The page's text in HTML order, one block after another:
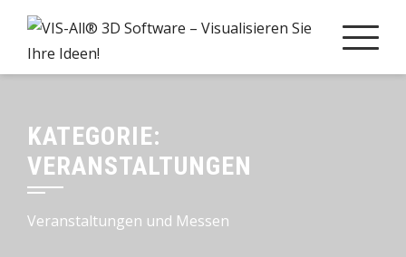
KATEGORIE:
VERANSTALTUNGEN
Veranstaltungen und Messen